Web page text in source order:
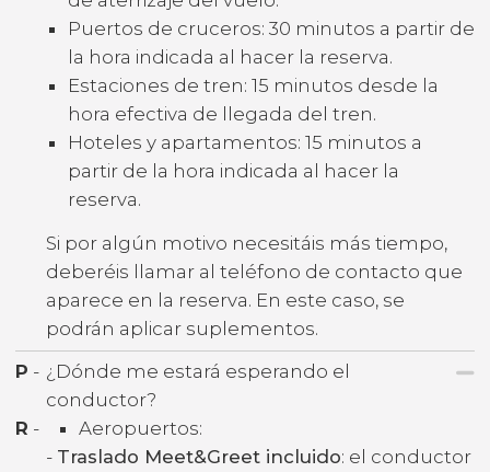
Puertos de cruceros: 30 minutos a partir de
la hora indicada al hacer la reserva.
Estaciones de tren: 15 minutos desde la
hora efectiva de llegada del tren.
Hoteles y apartamentos: 15 minutos a
partir de la hora indicada al hacer la
reserva.
Si por algún motivo necesitáis más tiempo,
deberéis llamar al teléfono de contacto que
aparece en la reserva. En este caso, se
podrán aplicar suplementos.
P - ¿Dónde me estará esperando el
conductor?
R -
Aeropuertos:
- Traslado Meet&Greet incluido: el conductor